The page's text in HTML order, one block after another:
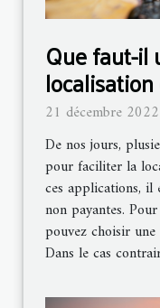
Que faut-il
portable ?
21 décembre
De nos jours,
pour faciliter la
ces applications, il
non payantes.
pouvez choisir
Dans le cas